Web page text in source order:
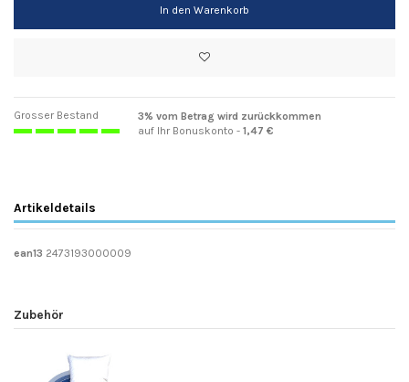
In den Warenkorb
Grosser Bestand
3% vom Betrag wird zurückkommen
auf Ihr Bonuskonto - 1,47 €
Artikeldetails
ean13 2473193000009
Zubehör